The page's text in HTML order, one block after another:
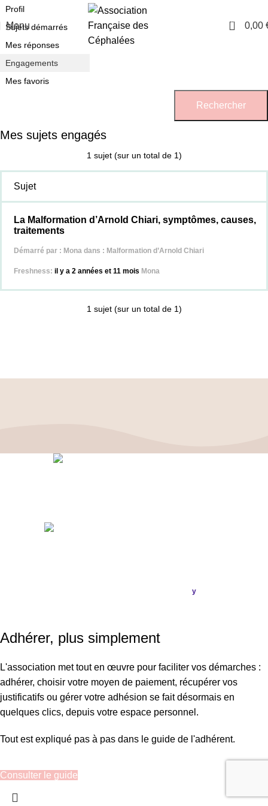
Menu 0 0,00
Profil
Sujets démarrés
Mes réponses
Engagements
Mes favoris
Mes sujets engagés
1 sujet (sur un total de 1)
Sujet
La Malformation d’Arnold Chiari, symptômes, causes,
traitements
Démarré par : Mona dans : Malformation d’Arnold Chiari
il y a 2 années et 11 mois Mona
1 sujet (sur un total de 1)
y
Adhérer, plus simplement
L'association met tout en œuvre pour faciliter vos démarches :
adhérer, choisir votre moyen de paiement, récupérer vos
justificatifs ou gérer votre adhésion se fait désormais en
quelques clics, depuis votre espace personnel.
Tout est expliqué pas à pas dans le guide de l'adhérent.
Consulter le guide